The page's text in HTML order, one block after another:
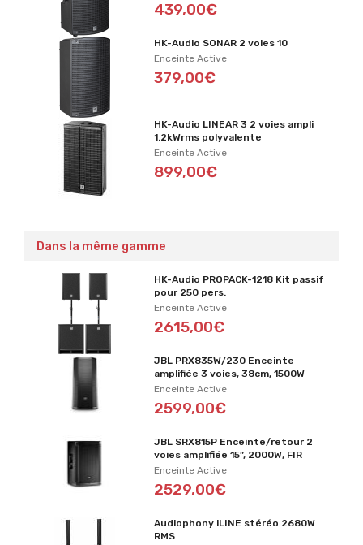
439,00€
HK-Audio SONAR 2 voies 10
Enceinte Active
379,00€
HK-Audio LINEAR 3 2 voies ampli
1.2kWrms polyvalente
Enceinte Active
899,00€
Dans la même gamme
HK-Audio PROPACK-1218 Kit passif
pour 250 pers.
Enceinte Active
2615,00€
JBL PRX835W/230 Enceinte
amplifiée 3 voies, 38cm, 1500W
Enceinte Active
2599,00€
JBL SRX815P Enceinte/retour 2
voies amplifiée 15”, 2000W, FIR
Enceinte Active
2529,00€
Audiophony iLINE stéréo 2680W
RMS